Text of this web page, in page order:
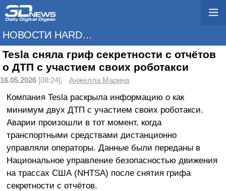
НОВОСТИ HARDWARE
Tesla сняла гриф секретности с отчётов
о ДТП с участием своих роботакси
16.05.2026 [08:24], Анжелла Марина
Компания Tesla раскрыла информацию о как
минимум двух ДТП с участием своих роботакси.
Аварии произошли в тот момент, когда
транспортными средствами дистанционно
управляли операторы. Данные были переданы в
Национальное управление безопасностью движения
на трассах США (NHTSA) после снятия грифа
секретности с отчётов.